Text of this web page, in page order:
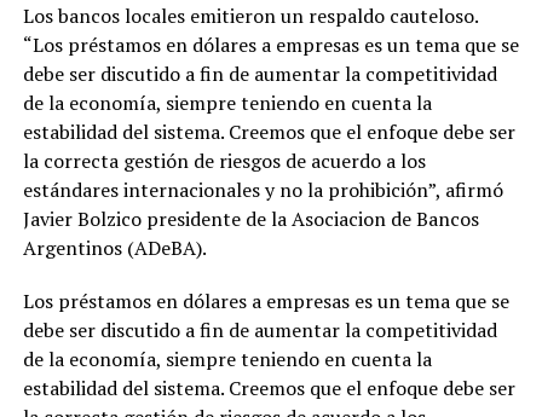
Los bancos locales emitieron un respaldo cauteloso.
“Los préstamos en dólares a empresas es un tema que se
debe ser discutido a fin de aumentar la competitividad
de la economía, siempre teniendo en cuenta la
estabilidad del sistema. Creemos que el enfoque debe ser
la correcta gestión de riesgos de acuerdo a los
estándares internacionales y no la prohibición”, afirmó
Javier Bolzico presidente de la Asociacion de Bancos
Argentinos (ADeBA).
Los préstamos en dólares a empresas es un tema que se
debe ser discutido a fin de aumentar la competitividad
de la economía, siempre teniendo en cuenta la
estabilidad del sistema. Creemos que el enfoque debe ser